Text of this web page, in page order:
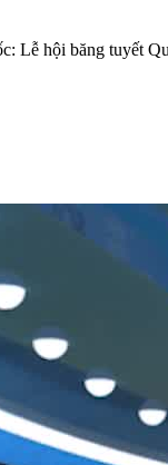
Lễ hội băng tuyết